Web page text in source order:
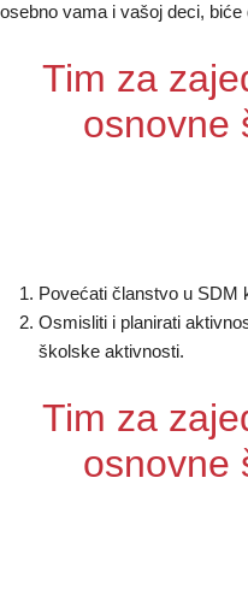
vama i vašoj deci, biće
Tim za
osnovne
Povećati članstvo u SDM
Osmisliti i planirati
školske aktivnosti.
Tim za
osnovne